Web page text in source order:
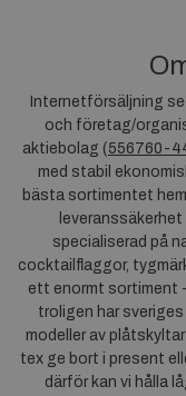
Internetförsäljning
och företag/
aktiebolag (556760-
med stabil
bästa sortimentet
specialiserad på
cocktailflaggor,
ett enormt sortiment
troligen har
modeller av
tex ge bort i present
därför kan vi hålla